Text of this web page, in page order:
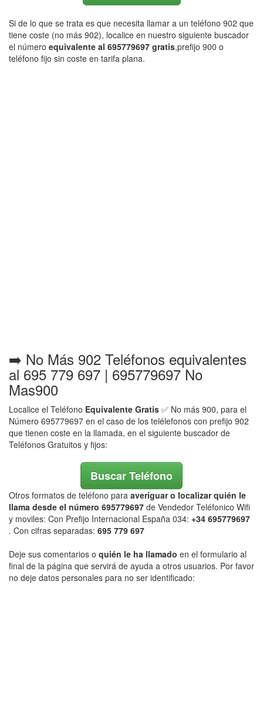
Si de lo que se trata es que necesita llamar a un teléfono 902 que
tiene coste (no más 902), localice en nuestro siguiente buscador
el número equivalente al 695779697 gratis,prefijo 900 o
teléfono fijo sin coste en tarifa plana.
➡️ No Más 902 Teléfonos equivalentes
al 695 779 697 | 695779697 No
Mas900
Localice el Teléfono Equivalente Gratis ✅ No más 900, para el
Número 695779697 en el caso de los telélefonos con prefijo 902
que tienen coste en la llamada, en el siguiente buscador de
Teléfonos Gratuitos y fijos:
Buscar Teléfono
Otros formatos de teléfono para averiguar o localizar quién le
llama desde el número 695779697 de Vendedor Teléfonico Wifi
y moviles: Con Prefijo Internacional España 034: +34 695779697
. Con cifras separadas: 695 779 697
Deje sus comentarios o quién le ha llamado en el formulario al
final de la página que servirá de ayuda a otros usuarios. Por favor
no deje datos personales para no ser identificado: